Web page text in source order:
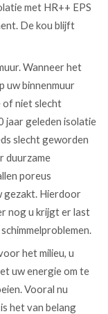
met HR++ EPS
De kou blijft
Wanneer het
uw binnenmuur
of niet slecht
jaar geleden isolatie
slecht geworden
duurzame
poreus
gezakt. Hierdoor
nog u krijgt er last
het milieu, u
uw energie om te
Vooral nu
het van belang